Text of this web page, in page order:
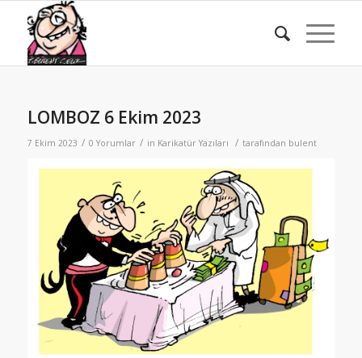
LOMBOZ 6 Ekim 2023
7 Ekim 2023 / 0 Yorumlar / in Karikatür Yazıları / tarafından bulent